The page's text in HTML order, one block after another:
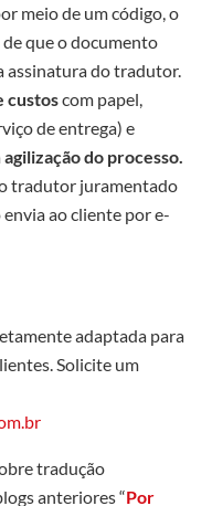
meio de um código, o
que o documento
assinatura do tradutor.
custoscom papel,
de entrega) e
agilização do processo.
tradutor juramentado
ao cliente por e-
adaptada para
Solicite um
tradução
anteriores “Por